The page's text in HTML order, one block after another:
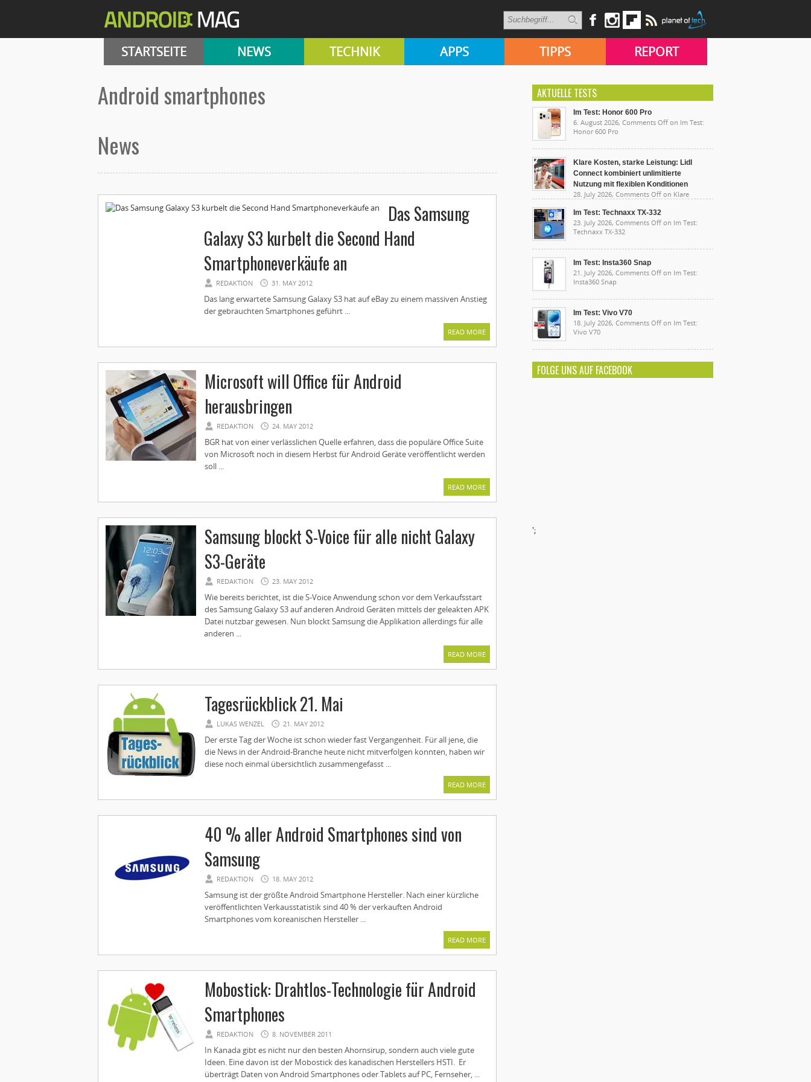
STARTSEITE NEWS TECHNIK APPS TIPPS REPORT
android smartphones
News
Das Samsung
Galaxy S3 kurbelt die Second Hand
Smartphoneverkäufe an
REDAKTION 31. MAY 2012
Das lang erwartete Samsung Galaxy S3 hat auf eBay zu einem massiven Anstieg
der gebrauchten Smartphones geführt ...
READ MORE
Microsoft will Office für Android
herausbringen
REDAKTION 24. MAY 2012
BGR hat von einer verlässlichen Quelle erfahren, dass die populäre Office Suite
von Microsoft noch in diesem Herbst für Android Geräte veröffentlicht werden
soll ...
READ MORE
Samsung blockt S-Voice für alle nicht Galaxy
S3-Geräte
REDAKTION 23. MAY 2012
Wie bereits berichtet, ist die S-Voice Anwendung schon vor dem Verkaufsstart
des Samsung Galaxy S3 auf anderen Android Geräten mittels der geleakten APK
Datei nutzbar gewesen. Nun blockt Samsung die Applikation allerdings für alle
anderen ...
READ MORE
Tagesrückblick 21. Mai
LUKAS WENZEL 21. MAY 2012
Der erste Tag der Woche ist schon wieder fast Vergangenheit. Für all jene, die
die News in der Android-Branche heute nicht mitverfolgen konnten, haben wir
diese noch einmal übersichtlich zusammengefasst ...
READ MORE
40 % aller Android Smartphones sind von
Samsung
REDAKTION 18. MAY 2012
Samsung ist der größte Android Smartphone Hersteller. Nach einer kürzliche
veröffentlichten Verkausstatistik sind 40 % der verkauften Android
Smartphones vom koreanischen Hersteller ...
READ MORE
Mobostick: Drahtlos-Technologie für Android
Smartphones
REDAKTION 8. NOVEMBER 2011
In Kanada gibt es nicht nur den besten Ahornsirup, sondern auch viele gute
Ideen. Eine davon ist der Mobostick des kanadischen Herstellers HSTI. Er
überträgt Daten von Android Smartphones oder Tablets auf PC, Fernseher, ...
AKTUELLE TESTS
Im Test: Honor 600 Pro
6. August 2026, Comments Off on Im Test:
Honor 600 Pro
Klare Kosten, starke Leistung: Lidl
Connect kombiniert unlimitierte
Nutzung mit flexiblen Konditionen
28. July 2026, Comments Off on Klare
unlimitierte Nutzung mit flexiblen Konditionen
Im Test: Technaxx TX-332
23. July 2026, Comments Off on Im Test:
Technaxx TX-332
Im Test: Insta360 Snap
21. July 2026, Comments Off on Im Test:
Insta360 Snap
Im Test: Vivo V70
18. July 2026, Comments Off on Im Test:
Vivo V70
FOLGE UNS AUF FACEBOOK
';